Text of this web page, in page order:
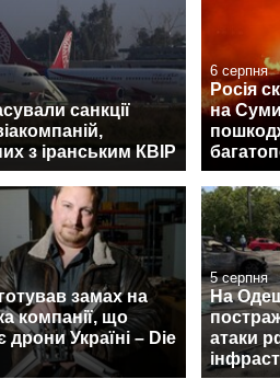
санкції
з іранським КВІР
6 серпня
Росія
на
замах на
компанії, що
дрони Україні – Die
5 серпня
На
атаки